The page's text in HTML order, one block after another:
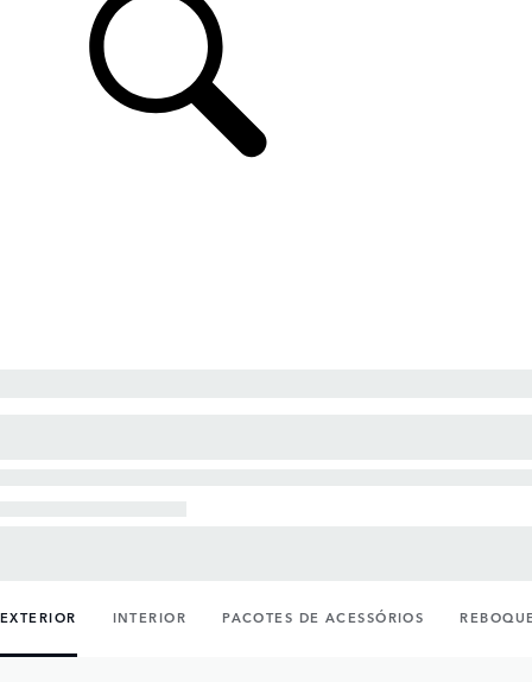
EXTERIOR INTERIOR PACOTES DE ACESSÓRIOS